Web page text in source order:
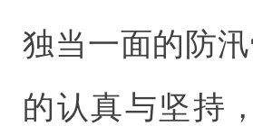
独当一面的防
的认真与坚持